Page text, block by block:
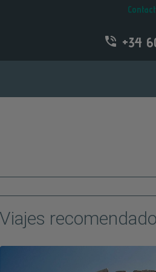
+34
Viajes